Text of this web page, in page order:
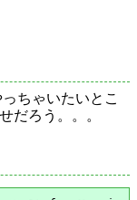
ちゃいたいとこ
だろう。。。